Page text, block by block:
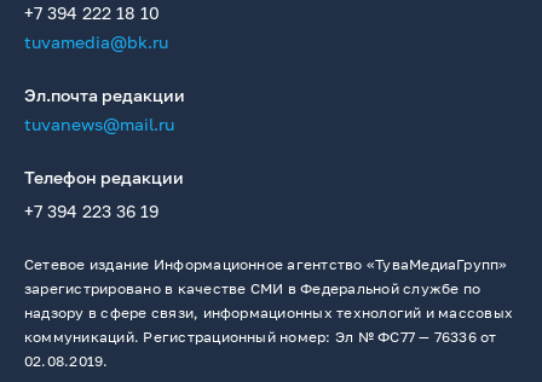
+7 394 222 18 10
tuvamedia@bk.ru
Эл.почта редакции
tuvanews@mail.ru
Телефон редакции
+7 394 223 36 19
Сетевое издание Информационное агентство «ТуваМедиаГрупп»
зарегистрировано в качестве СМИ в Федеральной службе по
надзору в сфере связи, информационных технологий и массовых
коммуникаций. Регистрационный номер: Эл № ФС77 — 76336 от
02.08.2019.